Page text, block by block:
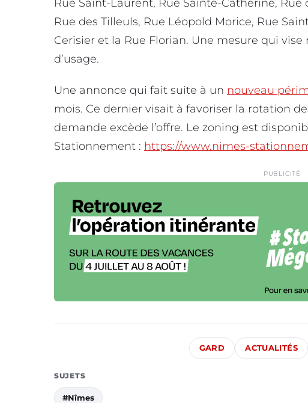
Rue Saint-Laurent, Rue Sainte-Catherine,
Rue des Tilleuls, Rue Léopold Morice, Rue
Cerisier et la Rue Florian. Une mesure qui
d’usage.
Une annonce qui fait suite à un nouveau
mois. Ce dernier visait à favoriser la rotation
demande excède l’offre. Le zoning est
Stationnement : https://www.nimes-
PUBLICITÉ
GARD ACTUALITÉS
SUJETS
#Nîmes